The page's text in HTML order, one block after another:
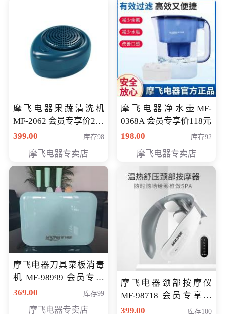
摩飞电器果蔬清洗机
MF-2062 会员专享价268
元
399.00 库存98
摩飞电器专卖店
摩飞电器净水壶MF-
0368A 会员专享价118元
198.00
库存92
摩飞电器专卖店
摩飞电器刀具菜板消毒
机 MF-98999 会员专享
价286元
369.00 库存99
摩飞电器专卖店
摩飞电器颈部按摩仪
MF-98718 会员专享价
299元
399.00 库存100